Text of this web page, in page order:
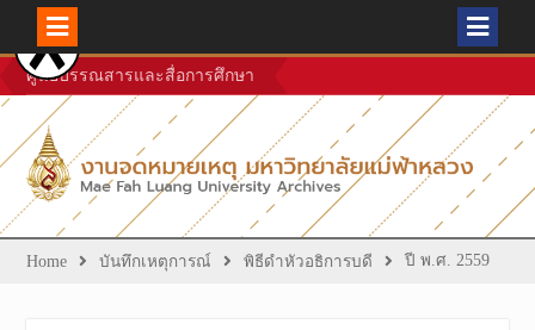
Skip
to
content
ศูนย์บรรณสารและสื่อการศึกษา
Home บันทึกเหตุการณ์ พิธีดำหัวอธิการบดี ปี พ.ศ. 2559